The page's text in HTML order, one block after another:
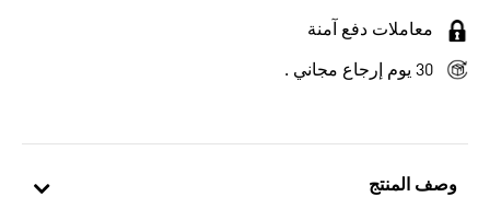
وصف المنتج
معاملات دفع آمنة